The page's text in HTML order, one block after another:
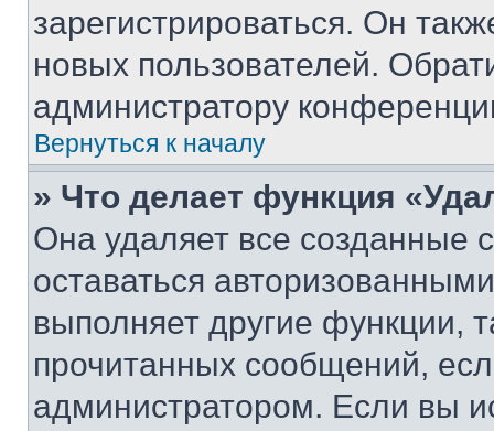
зарегистрироваться. Он
новых пользователей.
администратору
Вернуться к началу
» Что делает функция
Она удаляет все созданные
оставаться
выполняет другие функции,
прочитанных сообщений,
администратором. Если вы